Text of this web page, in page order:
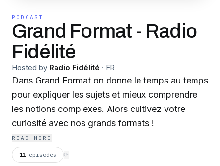
PODCAST
Grand Format - Radio
Fidélité
Hosted by Radio Fidélité · FR
Dans Grand Format on donne le temps au temps
pour expliquer les sujets et mieux comprendre
les notions complexes. Alors cultivez votre
curiosité avec nos grands formats !
READ MORE
11 episodes ⟳